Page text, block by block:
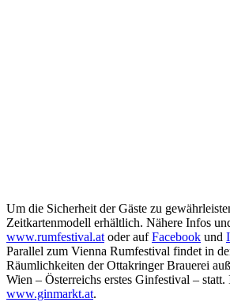
Um die Sicherheit der Gäste zu
Zeitkartenmodell erhältlich. Nähere Infos
www.rumfestival.at oder aufFacebook und
Parallel zum Vienna Rumfestival findet in
Räumlichkeiten der Ottakringer Brauerei
Wien – Österreichs erstes Ginfestival – statt.
www.ginmarkt.at.